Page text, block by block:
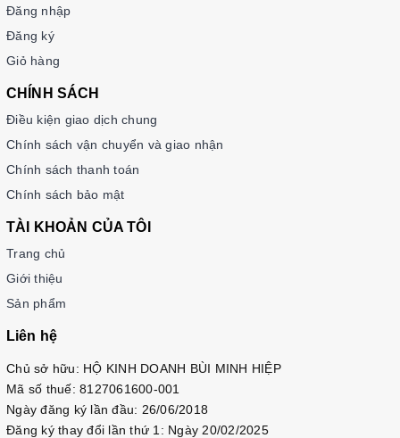
Đăng nhập
Đăng ký
Giỏ hàng
CHÍNH SÁCH
Điều kiện giao dịch chung
Chính sách vận chuyển và giao nhận
Chính sách thanh toán
Chính sách bảo mật
TÀI KHOẢN CỦA TÔI
Trang chủ
Giới thiệu
Sản phẩm
Liên hệ
Chủ sở hữu: HỘ KINH DOANH BÙI MINH HIỆP
Mã số thuế: 8127061600-001
Ngày đăng ký lần đầu: 26/06/2018
Đăng ký thay đổi lần thứ 1: Ngày 20/02/2025